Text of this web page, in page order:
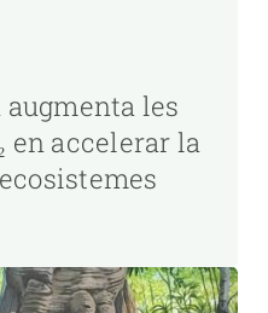
les
en accelerar la